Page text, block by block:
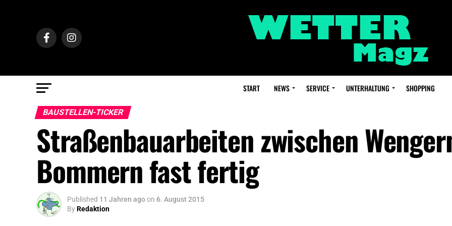
START NEWS SERVICE UNTERHALTUNG SHOPPING
BAUSTELLEN-TICKER
Straßenbauarbeiten zwischen
Bommern fast fertig
Published 11 Jahren agoon 6. August 2015
ByRedaktion